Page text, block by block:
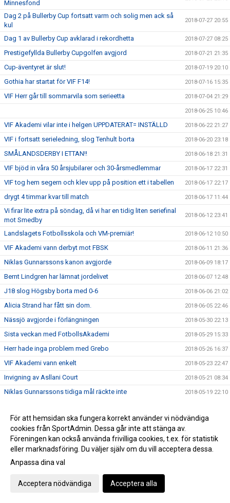
Minnesfond
Dag 2 på Bullerby Cup fortsatt varm och solig men ack så
kul
2018-07-27 20:55
Dag 1 av Bullerby Cup avklarad i rekordhetta 2018-07-27 08:25
Prestigefyllda Bullerby Cupgolfen avgjord 2018-07-21 21:35
Cup-äventyret är slut! 2018-07-19 20:10
Gothia har startat för VIF F14! 2018-07-16 15:35
VIF Herr går till sommarvila som serieetta 2018-07-04 21:29
2018-06-25 10:46
VIF Akademi vilar inte i helgen UPPDATERAT= INSTÄLLD 2018-06-22 21:27
VIF i fortsatt serieledning, slog Tenhult borta 2018-06-20 23:18
SMÅLANDSDERBY I ETTAN!! 2018-06-18 21:31
VIF bjöd in våra 50 årsjubilarer och 30-årsmedlemmar 2018-06-17 22:31
VIF tog hem segern och klev upp på position ett i tabellen 2018-06-17 22:17
drygt 4 timmar kvar till match 2018-06-17 11:44
Vi firar lite extra på söndag, då vi har en tidig liten seriefinal
mot Smedby
2018-06-12 23:41
Landslagets Fotbollsskola och VM-premiär! 2018-06-12 10:50
VIF Akademi vann derbyt mot FBSK 2018-06-11 21:36
Niklas Gunnarssons kanon avgjorde 2018-06-09 18:17
Bernt Lindgren har lämnat jordelivet 2018-06-07 12:48
J18 slog Högsby borta med 0-6 2018-06-06 21:02
Alicia Strand har fått sin dom. 2018-06-05 22:46
Nässjö avgjorde i förlängningen 2018-05-30 22:13
Sista veckan med FotbollsAkademi 2018-05-29 15:33
Herr hade inga problem med Grebo 2018-05-26 16:37
VIF Akademi vann enkelt 2018-05-23 22:47
Invigning av Asllani Court 2018-05-21 08:34
Niklas Gunnarssons tidiga mål räckte inte 2018-05-19 22:10
Gurra matchhjälte idag i derbyt mot H/M 2018-05-11 23:10
Puh, VIF avjorde i 94e minuten, 3-2 mot Boxholm 2018-05-10 17:35
Inför Vimmerby IF - Onsala BK 2018-05-02 19:14
Boston vann div 6-derbyt mot VIF Akademi
Hemmamatch för ett VIF som hittat målformen sista veckan
För att hemsidan ska fungera korrekt använder vi nödvändiga
cookies från SportAdmin. Dessa går inte att stänga av.
Föreningen kan också använda frivilliga cookies, t.ex. för statistik
eller marknadsföring. Du väljer själv om du vill acceptera dessa.
Anpassa dina val
Acceptera nödvändiga Acceptera alla